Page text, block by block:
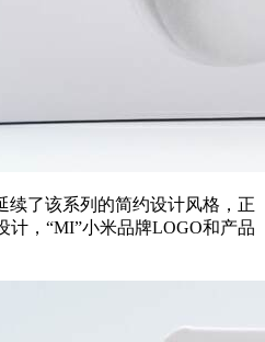
续了该系列的简约设计风格，正
计，“MI”小米品牌LOGO和产品